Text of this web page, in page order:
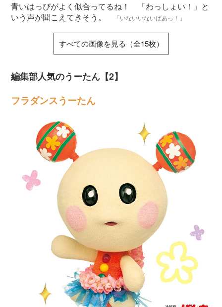
青いはっぴがよく似合ってるね！ 「わっしょい！」と
いう声が聞こえてきそう。
「いないいないばあっ！」
すべての画像を見る（全15枚）
編集部人気のうーたん【2】
フラダンスうーたん